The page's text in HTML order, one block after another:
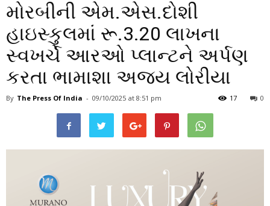
મોરબીની એમ.એસ.દોશી
હાઇસ્કુલમાં રૂ.3.20 લાખના
સ્વખર્ચે આરઓ પ્લાન્ટને અર્પણ
કરતા ભામાશા અજય લોરીયા
By The Press Of India - 09/10/2025 at 8:51 pm 0
17